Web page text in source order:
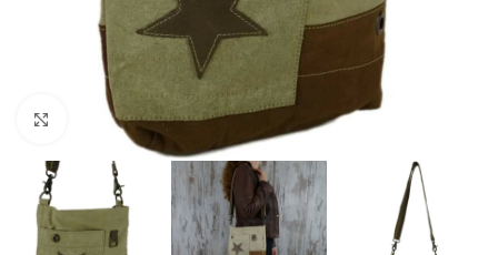
Click to enlarge